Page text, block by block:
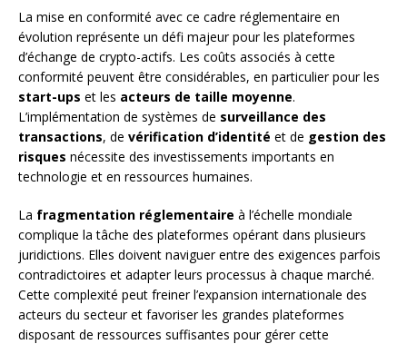
La mise en conformité avec ce cadre réglementaire en
évolution représente un défi majeur pour les plateformes
d’échange de crypto-actifs. Les coûts associés à cette
conformité peuvent être considérables, en particulier pour les
start-ups et les acteurs de taille moyenne.
L’implémentation de systèmes de surveillance des
transactions, de vérification d’identité et de gestion des
risques nécessite des investissements importants en
technologie et en ressources humaines.
La fragmentation réglementaire à l’échelle mondiale
complique la tâche des plateformes opérant dans plusieurs
juridictions. Elles doivent naviguer entre des exigences parfois
contradictoires et adapter leurs processus à chaque marché.
Cette complexité peut freiner l’expansion internationale des
acteurs du secteur et favoriser les grandes plateformes
disposant de ressources suffisantes pour gérer cette